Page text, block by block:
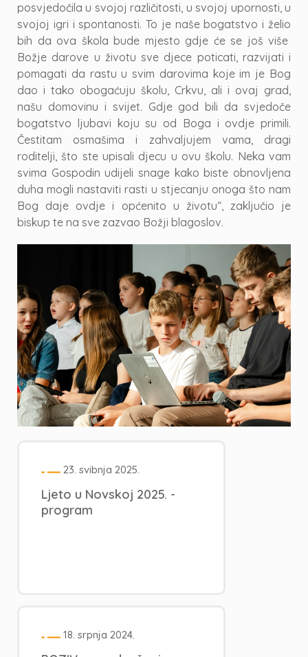
posvjedočila u svojoj različitosti, u svojoj upornosti, u
svojoj igri i spontanosti. To je naše bogatstvo i želio
bih da ova škola bude mjesto gdje će se još više
Božje darove u životu sve djece poticati, razvijati i
pomagati da rastu u svim darovima koje im je Bog
dao i tako obogaćuju školu, Crkvu, ali i ovaj grad,
našu domovinu i svijet. Gdje god bili da svjedoče
bogatstvo ljubavi koju su od Boga i ovdje primili.
Čestitam osmašima i zahvaljujem vama, dragi
roditelji, što ste upisali djecu u ovu školu. Neka vam
svima Gospodin udijeli snage kako biste obnovljena
duha mogli nastaviti rasti u stjecanju onoga što nam
Bog daje ovdje i općenito u životu“, zaključio je
biskup te na sve zazvao Božji blagoslov.
23. svibnja 2025.
Ljeto u Novskoj 2025. -
program
18. srpnja 2024.